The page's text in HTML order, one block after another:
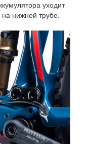
уходит
нижней трубе.